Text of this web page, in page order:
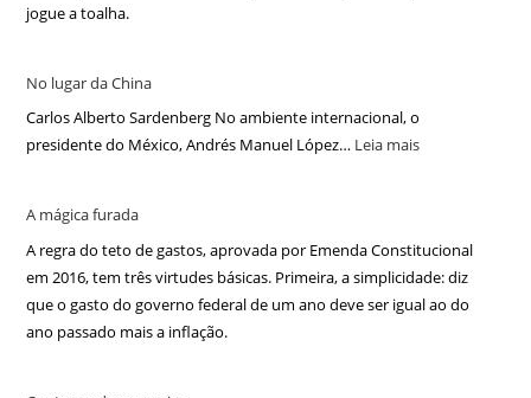
jogue a toalha.
No lugar da China
Carlos Alberto Sardenberg No ambiente internacional, o
presidente do México, Andrés Manuel López… Leia mais
A mágica furada
A regra do teto de gastos, aprovada por Emenda Constitucional
em 2016, tem três virtudes básicas. Primeira, a simplicidade: diz
que o gasto do governo federal de um ano deve ser igual ao do
ano passado mais a inflação.